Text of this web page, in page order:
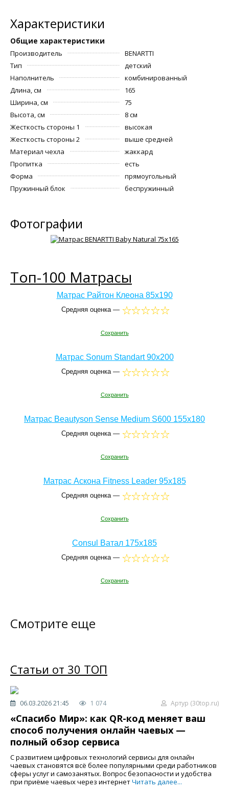
Характеристики
Общие характеристики
Производитель
BENARTTI
Тип
детский
Наполнитель
комбинированный
Длина, см
165
Ширина, см
75
Высота, см
8 см
Жесткость стороны 1
высокая
Жесткость стороны 2
выше средней
Материал чехла
жаккард
Пропитка
есть
Форма
прямоугольный
Пружинный блок
беспружинный
Фотографии
Топ-100 Матрасы
Матрас Райтон Клеона 85x190
Средняя оценка —
Сохранить
Матрас Sonum Standart 90x200
Средняя оценка —
Сохранить
Матрас Beautyson Sense Medium S600 155x180
Средняя оценка —
Сохранить
Матрас Аскона Fitness Leader 95x185
Средняя оценка —
Сохранить
Consul Ватал 175x185
Средняя оценка —
Сохранить
Смотрите еще
Статьи от 30 ТОП
06.03.2026 21:45 1 074 Артур (30top.ru)
«Спасибо Мир»: как QR-код меняет ваш
способ получения онлайн чаевых —
полный обзор сервиса
С развитием цифровых технологий сервисы для онлайн
чаевых становятся всё более популярными среди работников
сферы услуг и самозанятых. Вопрос безопасности и удобства
при приёме чаевых через интернетЧитать далее...